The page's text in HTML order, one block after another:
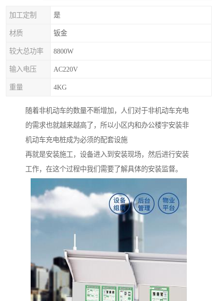
加工定制 是
材质 钣金
较大总功率 8800W
输入电压 AC220V
重量 4KG
随着非机动车的数量不断增加，人们对于非机动车充电
的需求也就越来越高了，所以小区内和办公楼宇安装非
机动车充电桩成为必须的配套设施
再就是安装施工，设备进入到安装现场，然后进行安装
工作，在这个过程中我们需要了解具体的安装监督。